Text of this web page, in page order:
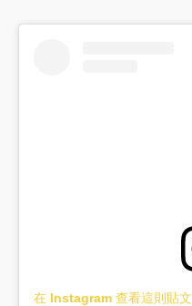
在 Instagram 查看這則貼文